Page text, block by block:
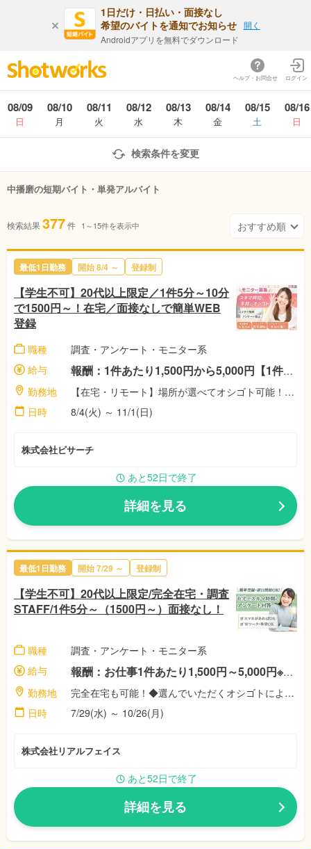
1日だけ・日払い・面接なし
希望のバイトを通知でお知らせ
Androidアプリを無料でダウンロード
開く
ヘルプ・お問合せ ログイン
08/09
日
08/10
月
08/11
火
08/12
水
08/13
木
08/14
金
08/15
土
08/16
日
検索条件を変更
中播磨の短期バイト・単発アルバイト
検索結果377件 1～15件を表示中
最低1日勤務 開始 8/4 ～ 登録制
【学生不可】20代以上限定／1件5分～10分
で1500円～！在宅／面接なしで簡単WEB
登録
職種
調査・アンケート・モニター系
給与
報酬：1件あたり1,500円から5,000円【1件5分～10分程度！】 ☆稼働者に祝い金最大11,500円！（※弊社規定による） 完全出来高制！対応した案件数に応じて、報酬額がアップします♪
勤務地
【在宅・リモート】場所が選べてオシゴト可能！空いた時間で自由に選択♪株式会社ビサーチ
日時
8/4(火) ～ 11/1(日)
株式会社ビサーチ
あと52日で終了
詳細を見る
最低1日勤務 開始 7/29 ～ 登録制
【学生不可】20代以上限定/完全在宅・調査
STAFF/1件5分～（1500円～）面接なし！
職種
調査・アンケート・モニター系
給与
報酬：お仕事1件あたり1,500円～5,000円※案件によって異なります！ ◎稼働者にはさらに祝い金最大11,500円♪※弊社規定による
勤務地
完全在宅も可能！◆選んでいただくオシゴトによって異なります！◎あなたのご都合に合わせて好きな時間に好きな場所で！【株式会社リアル・フェイス】
日時
7/29(水) ～ 10/26(月)
株式会社リアルフェイス
あと52日で終了
詳細を見る